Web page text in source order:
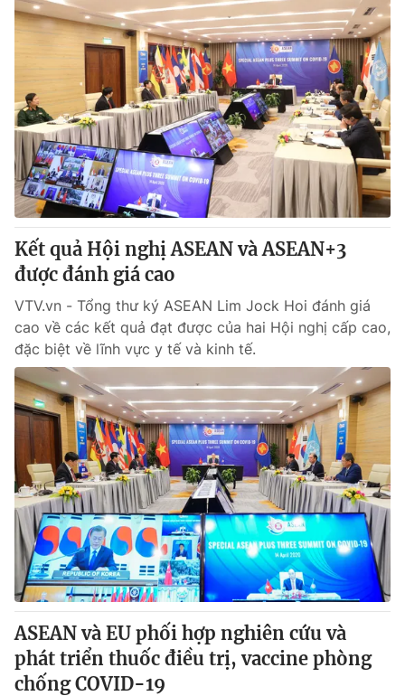
Kết quả Hội nghị ASEAN và ASEAN+3
được đánh giá cao
VTV.vn - Tổng thư ký ASEAN Lim Jock Hoi đánh giá
cao về các kết quả đạt được của hai Hội nghị cấp cao,
đặc biệt về lĩnh vực y tế và kinh tế.
ASEAN và EU phối hợp nghiên cứu và
phát triển thuốc điều trị, vaccine phòng
chống COVID-19